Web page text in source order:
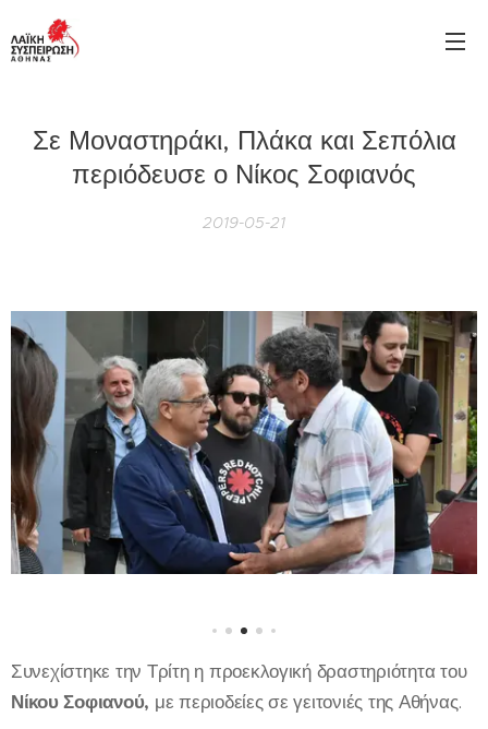
Σε Μοναστηράκι, Πλάκα και Σεπόλια
περιόδευσε ο Νίκος Σοφιανός
2019-05-21
Συνεχίστηκε την Τρίτη η προεκλογική δραστηριότητα του
Νίκου Σοφιανού, με περιοδείες σε γειτονιές της Αθήνας.